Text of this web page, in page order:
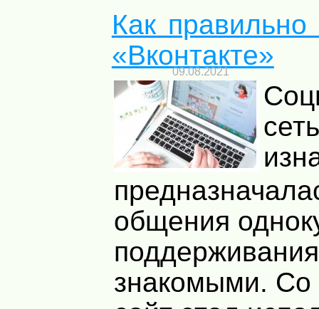
Как правильно
«Вконтакте»
09.08.2021
общения
знакомыми.